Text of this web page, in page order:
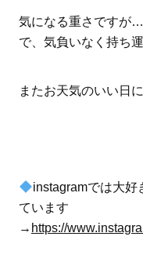
気になる重さですが
で、気負いなく持ち
またお天気のいい日
instagramでは大好
ています
→ https://